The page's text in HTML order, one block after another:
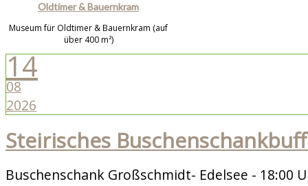
Oldtimer & Bauernkram
Museum für Oldtimer & Bauernkram (auf
über 400 m²)
14
08
2026
Steirisches
Buschenschank Großschmidt- Edelsee - 18:00